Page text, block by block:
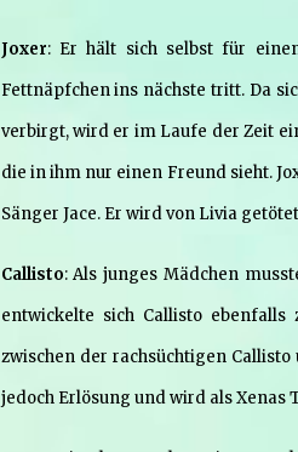
Joxer: Er hält sich selbst für
Fettnäpfchen ins nächste tritt. Da
verbirgt, wird er im Laufe der Zeit
die in ihm nur einen Freund sieht.
Sänger Jace. Er wird von Livia
Callisto: Als junges Mädchen
entwickelte sich Callisto
zwischen der rachsüchtigen
jedoch Erlösung und wird als Xenas